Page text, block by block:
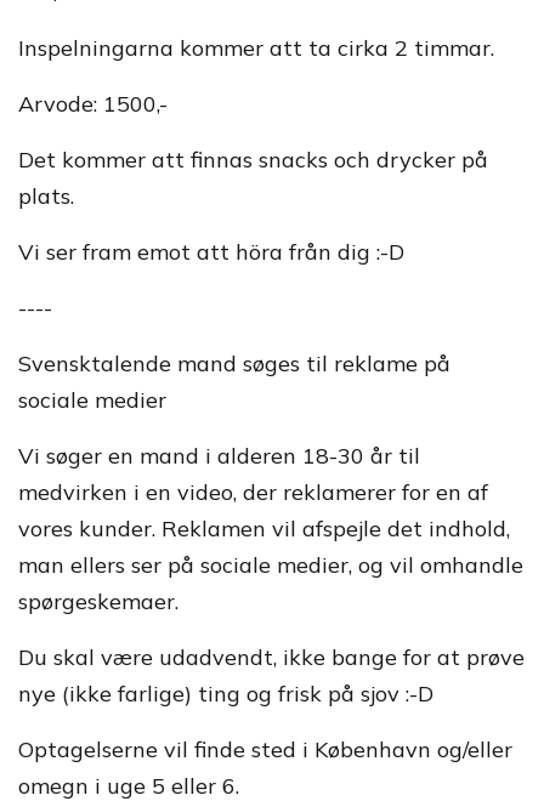
Inspelningarna kommer att ta cirka 2 timmar.
Arvode: 1500,-
Det kommer att finnas snacks och drycker på
plats.
Vi ser fram emot att höra från dig :-D
----
Svensktalende mand søges til reklame på
sociale medier
Vi søger en mand i alderen 18-30 år til
medvirken i en video, der reklamerer for en af
vores kunder. Reklamen vil afspejle det indhold,
man ellers ser på sociale medier, og vil omhandle
spørgeskemaer.
Du skal være udadvendt, ikke bange for at prøve
nye (ikke farlige) ting og frisk på sjov :-D
Optagelserne vil finde sted i København og/eller
omegn i uge 5 eller 6.